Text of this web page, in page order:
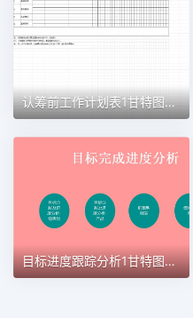
认筹前工作计划表1甘特图excel模板
目标进度跟踪分析1甘特图excel模板